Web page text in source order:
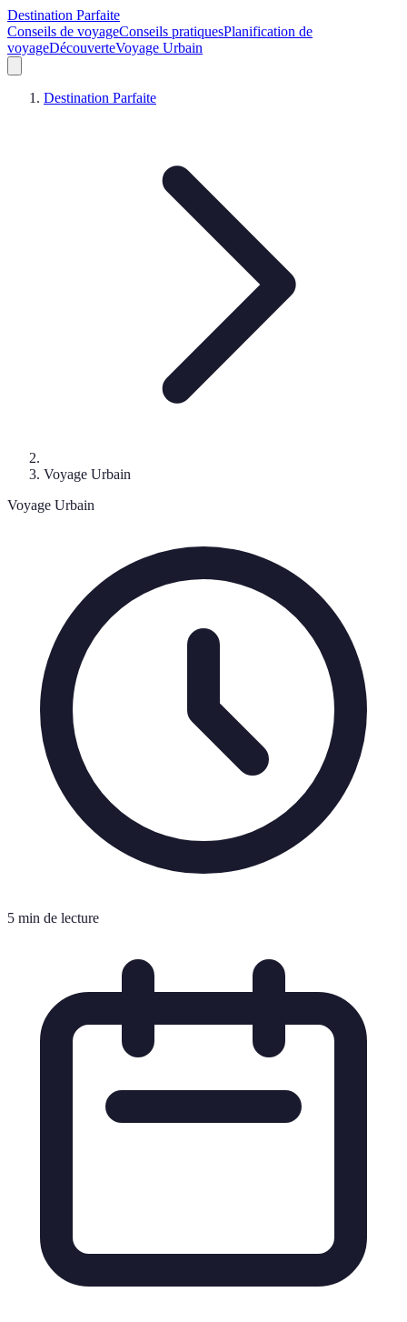
Destination Parfaite
Conseils de voyageConseils pratiquesPlanification de
voyageDécouverteVoyage Urbain
Destination Parfaite
Voyage Urbain
Voyage Urbain
5 min de lecture